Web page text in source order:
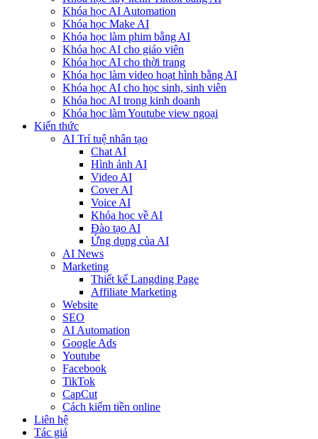
Khóa học AI Automation
Khóa học Make AI
Khóa học làm phim bằng AI
Khóa học AI cho giáo viên
Khóa học AI cho thời trang
Khóa học làm video hoạt hình bằng AI
Khóa học AI cho học sinh, sinh viên
Khóa hoc AI trong kinh doanh
Khóa học làm Youtube view ngoại
Kiến thức
AI Trí tuệ nhân tạo
Chat AI
Hình ảnh AI
Video AI
Cover AI
Voice AI
Khóa học về AI
Đào tạo AI
Ứng dụng của AI
AI News
Marketing
Thiết kế Langding Page
Affiliate Marketing
Website
SEO
AI Automation
Google Ads
Youtube
Facebook
TikTok
CapCut
Cách kiếm tiền online
Liên hệ
Tác giả